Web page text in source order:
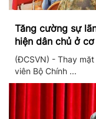
Tăng cường sự
hiện dân chủ ở
(ĐCSVN) - Thay
viên Bộ Chính ...